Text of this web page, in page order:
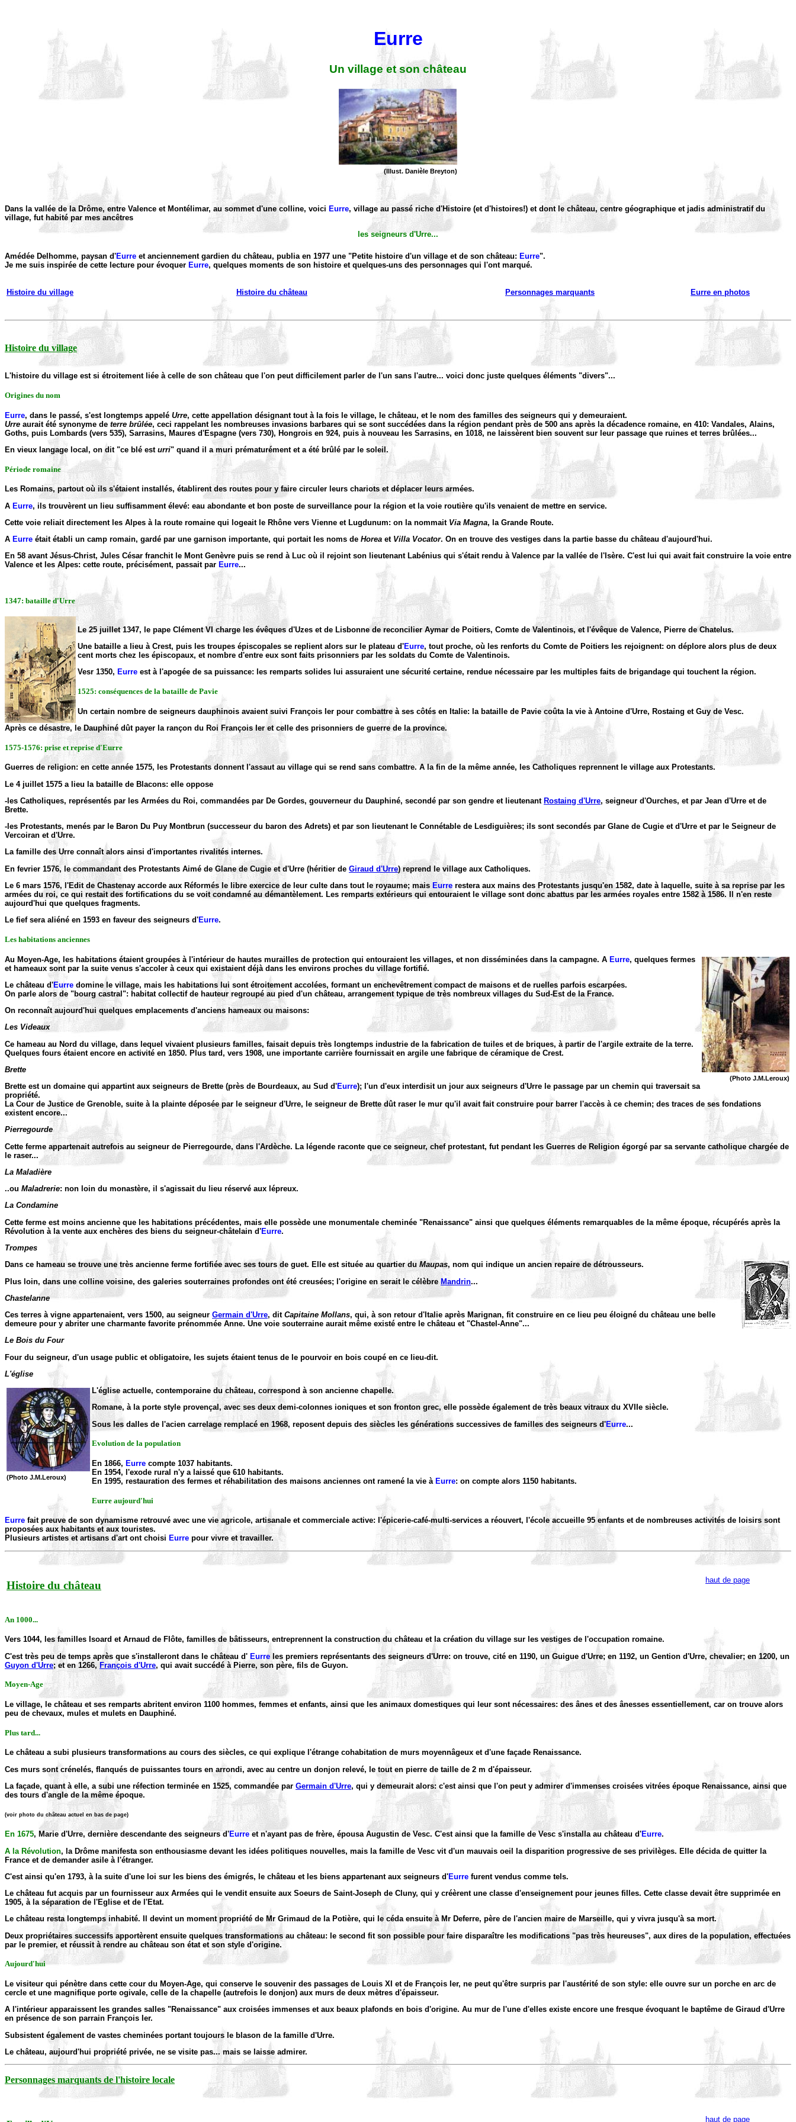
Eurre
Un village et son château
(Illust. Danièle Breyton)
Dans la vallée de la Drôme, entre Valence et Montélimar, au sommet d'une colline, voici Eurre, village au passé riche d'Histoire (et d'histoires!) et dont le château, centre géographique et jadis administratif du
village, fut habité par mes ancêtres
les seigneurs d'Urre...
Amédée Delhomme, paysan d'Eurre et anciennement gardien du château, publia en 1977 une "Petite histoire d'un village et de son château: Eurre".
Je me suis inspirée de cette lecture pour évoquer Eurre, quelques moments de son histoire et quelques-uns des personnages qui l'ont marqué.
Histoire du village Histoire du château Personnages marquants Eurre en photos
Histoire du village
L'histoire du village est si étroitement liée à celle de son château que l'on peut difficilement parler de l'un sans l'autre... voici donc juste quelques éléments "divers"...
Origines du nom
Eurre, dans le passé, s'est longtemps appelé Urre, cette appellation désignant tout à la fois le village, le château, et le nom des familles des seigneurs qui y demeuraient.
Urre aurait été synonyme de terre brûlée, ceci rappelant les nombreuses invasions barbares qui se sont succédées dans la région pendant près de 500 ans après la décadence romaine, en 410: Vandales, Alains,
Goths, puis Lombards (vers 535), Sarrasins, Maures d'Espagne (vers 730), Hongrois en 924, puis à nouveau les Sarrasins, en 1018, ne laissèrent bien souvent sur leur passage que ruines et terres brûlées...
En vieux langage local, on dit "ce blé est urri" quand il a muri prématurément et a été brûlé par le soleil.
Période romaine
Les Romains, partout où ils s'étaient installés, établirent des routes pour y faire circuler leurs chariots et déplacer leurs armées.
A Eurre, ils trouvèrent un lieu suffisamment élevé: eau abondante et bon poste de surveillance pour la région et la voie routière qu'ils venaient de mettre en service.
Cette voie reliait directement les Alpes à la route romaine qui logeait le Rhône vers Vienne et Lugdunum: on la nommait Via Magna, la Grande Route.
A Eurre était établi un camp romain, gardé par une garnison importante, qui portait les noms de Horea et Villa Vocator. On en trouve des vestiges dans la partie basse du château d'aujourd'hui.
En 58 avant Jésus-Christ, Jules César franchit le Mont Genèvre puis se rend à Luc où il rejoint son lieutenant Labénius qui s'était rendu à Valence par la vallée de l'Isère. C'est lui qui avait fait construire la voie entre
Valence et les Alpes: cette route, précisément, passait par Eurre...
1347: bataille d'Urre
Le 25 juillet 1347, le pape Clément VI charge les évêques d'Uzes et de Lisbonne de reconcilier Aymar de Poitiers, Comte de Valentinois, et l'évêque de Valence, Pierre de Chatelus.
Une bataille a lieu à Crest, puis les troupes épiscopales se replient alors sur le plateau d'Eurre, tout proche, où les renforts du Comte de Poitiers les rejoignent: on déplore alors plus de deux
cent morts chez les épiscopaux, et nombre d'entre eux sont faits prisonniers par les soldats du Comte de Valentinois.
Vesr 1350, Eurre est à l'apogée de sa puissance: les remparts solides lui assuraient une sécurité certaine, rendue nécessaire par les multiples faits de brigandage qui touchent la région.
1525: conséquences de la bataille de Pavie
Un certain nombre de seigneurs dauphinois avaient suivi François Ier pour combattre à ses côtés en Italie: la bataille de Pavie coûta la vie à Antoine d'Urre, Rostaing et Guy de Vesc.
Après ce désastre, le Dauphiné dût payer la rançon du Roi François Ier et celle des prisonniers de guerre de la province.
1575-1576: prise et reprise d'Eurre
Guerres de religion: en cette année 1575, les Protestants donnent l'assaut au village qui se rend sans combattre. A la fin de la même année, les Catholiques reprennent le village aux Protestants.
Le 4 juillet 1575 a lieu la bataille de Blacons: elle oppose
-les Catholiques, représentés par les Armées du Roi, commandées par De Gordes, gouverneur du Dauphiné, secondé par son gendre et lieutenant Rostaing d'Urre, seigneur d'Ourches, et par Jean d'Urre et de
Brette.
-les Protestants, menés par le Baron Du Puy Montbrun (successeur du baron des Adrets) et par son lieutenant le Connétable de Lesdiguières; ils sont secondés par Glane de Cugie et d'Urre et par le Seigneur de
Vercoiran et d'Urre.
La famille des Urre connaît alors ainsi d'importantes rivalités internes.
En fevrier 1576, le commandant des Protestants Aimé de Glane de Cugie et d'Urre (héritier de Giraud d'Urre) reprend le village aux Catholiques.
Le 6 mars 1576, l'Edit de Chastenay accorde aux Réformés le libre exercice de leur culte dans tout le royaume; mais Eurre restera aux mains des Protestants jusqu'en 1582, date à laquelle, suite à sa reprise par les
armées du roi, ce qui restait des fortifications du se voit condamné au démantèlement. Les remparts extérieurs qui entouraient le village sont donc abattus par les armées royales entre 1582 à 1586. Il n'en reste
aujourd'hui que quelques fragments.
Le fief sera aliéné en 1593 en faveur des seigneurs d'Eurre.
Les habitations anciennes
(Photo J.M.Leroux)
Au Moyen-Age, les habitations étaient groupées à l'intérieur de hautes murailles de protection qui entouraient les villages, et non disséminées dans la campagne. A Eurre, quelques fermes
et hameaux sont par la suite venus s'accoler à ceux qui existaient déjà dans les environs proches du village fortifié.
Le château d'Eurre domine le village, mais les habitations lui sont étroitement accolées, formant un enchevêtrement compact de maisons et de ruelles parfois escarpées.
On parle alors de "bourg castral": habitat collectif de hauteur regroupé au pied d'un château, arrangement typique de très nombreux villages du Sud-Est de la France.
On reconnaît aujourd'hui quelques emplacements d'anciens hameaux ou maisons:
Les Videaux
Ce hameau au Nord du village, dans lequel vivaient plusieurs familles, faisait depuis très longtemps industrie de la fabrication de tuiles et de briques, à partir de l'argile extraite de la terre.
Quelques fours étaient encore en activité en 1850. Plus tard, vers 1908, une importante carrière fournissait en argile une fabrique de céramique de Crest.
Brette
Brette est un domaine qui appartint aux seigneurs de Brette (près de Bourdeaux, au Sud d'Eurre); l'un d'eux interdisit un jour aux seigneurs d'Urre le passage par un chemin qui traversait sa
propriété.
La Cour de Justice de Grenoble, suite à la plainte déposée par le seigneur d'Urre, le seigneur de Brette dût raser le mur qu'il avait fait construire pour barrer l'accès à ce chemin; des traces de ses fondations
existent encore...
Pierregourde
Cette ferme appartenait autrefois au seigneur de Pierregourde, dans l'Ardèche. La légende raconte que ce seigneur, chef protestant, fut pendant les Guerres de Religion égorgé par sa servante catholique chargée de
le raser...
La Maladière
..ou Maladrerie: non loin du monastère, il s'agissait du lieu réservé aux lépreux.
La Condamine
Cette ferme est moins ancienne que les habitations précédentes, mais elle possède une monumentale cheminée "Renaissance" ainsi que quelques éléments remarquables de la même époque, récupérés après la
Révolution à la vente aux enchères des biens du seigneur-châtelain d'Eurre.
Trompes
Dans ce hameau se trouve une très ancienne ferme fortifiée avec ses tours de guet. Elle est située au quartier duMaupas, nom qui indique un ancien repaire de détrousseurs.
Plus loin, dans une colline voisine, des galeries souterraines profondes ont été creusées; l'origine en serait le célèbreMandrin...
Chastelanne
Ces terres à vigne appartenaient, vers 1500, au seigneur Germain d'Urre, dit Capitaine Mollans, qui, à son retour d'Italie après Marignan, fit construire en ce lieu peu éloigné du château une belle
demeure pour y abriter une charmante favorite prénommée Anne. Une voie souterraine aurait même existé entre le château et "Chastel-Anne"...
Le Bois du Four
Four du seigneur, d'un usage public et obligatoire, les sujets étaient tenus de le pourvoir en bois coupé en ce lieu-dit.
L'église
(Photo J.M.Leroux)
L'église actuelle, contemporaine du château, correspond à son ancienne chapelle.
Romane, à la porte style provençal, avec ses deux demi-colonnes ioniques et son fronton grec, elle possède également de très beaux vitraux du XVIIe siècle.
Sous les dalles de l'acien carrelage remplacé en 1968, reposent depuis des siècles les générations successives de familles des seigneurs d'Eurre...
Evolution de la population
En 1866, Eurre compte 1037 habitants.
En 1954, l'exode rural n'y a laissé que 610 habitants.
En 1995, restauration des fermes et réhabilitation des maisons anciennes ont ramené la vie à Eurre: on compte alors 1150 habitants.
Eurre aujourd'hui
Eurre fait preuve de son dynamisme retrouvé avec une vie agricole, artisanale et commerciale active: l'épicerie-café-multi-services a réouvert, l'école accueille 95 enfants et de nombreuses activités de loisirs sont
proposées aux habitants et aux touristes.
Plusieurs artistes et artisans d'art ont choisi Eurre pour vivre et travailler.
Histoire du château haut de page
An 1000...
Vers 1044, les familles Isoard et Arnaud de Flôte, familles de bâtisseurs, entreprennent la construction du château et la création du village sur les vestiges de l'occupation romaine.
C'est très peu de temps après que s'installeront dans le château d' Eurre les premiers représentants des seigneurs d'Urre: on trouve, cité en 1190, un Guigue d'Urre; en 1192, un Gention d'Urre, chevalier; en 1200, un
Guyon d'Urre; et en 1266, François d'Urre, qui avait succédé à Pierre, son père, fils de Guyon.
Moyen-Age
Le village, le château et ses remparts abritent environ 1100 hommes, femmes et enfants, ainsi que les animaux domestiques qui leur sont nécessaires: des ânes et des ânesses essentiellement, car on trouve alors
peu de chevaux, mules et mulets en Dauphiné.
Plus tard...
Le château a subi plusieurs transformations au cours des siècles, ce qui explique l'étrange cohabitation de murs moyennâgeux et d'une façade Renaissance.
Ces murs sont crénelés, flanqués de puissantes tours en arrondi, avec au centre un donjon relevé, le tout en pierre de taille de 2 m d'épaisseur.
La façade, quant à elle, a subi une réfection terminée en 1525, commandée par Germain d'Urre, qui y demeurait alors: c'est ainsi que l'on peut y admirer d'immenses croisées vitrées époque Renaissance, ainsi que
des tours d'angle de la même époque.
(voir photo du château actuel en bas de page)
En 1675, Marie d'Urre, dernière descendante des seigneurs d'Eurre et n'ayant pas de frère, épousa Augustin de Vesc. C'est ainsi que la famille de Vesc s'installa au château d'Eurre.
A la Révolution, la Drôme manifesta son enthousiasme devant les idées politiques nouvelles, mais la famille de Vesc vit d'un mauvais oeil la disparition progressive de ses privilèges. Elle décida de quitter la
France et de demander asile à l'étranger.
C'est ainsi qu'en 1793, à la suite d'une loi sur les biens des émigrés, le château et les biens appartenant aux seigneurs d'Eurre furent vendus comme tels.
Le château fut acquis par un fournisseur aux Armées qui le vendit ensuite aux Soeurs de Saint-Joseph de Cluny, qui y créèrent une classe d'enseignement pour jeunes filles. Cette classe devait être supprimée en
1905, à la séparation de l'Eglise et de l'Etat.
Le château resta longtemps inhabité. Il devint un moment propriété de Mr Grimaud de la Potière, qui le céda ensuite à Mr Deferre, père de l'ancien maire de Marseille, qui y vivra jusqu'à sa mort.
Deux propriétaires successifs apportèrent ensuite quelques transformations au château: le second fit son possible pour faire disparaître les modifications "pas très heureuses", aux dires de la population, effectuées
par le premier, et réussit à rendre au château son état et son style d'origine.
Aujourd'hui
Le visiteur qui pénètre dans cette cour du Moyen-Age, qui conserve le souvenir des passages de Louis XI et de François Ier, ne peut qu'être surpris par l'austérité de son style: elle ouvre sur un porche en arc de
cercle et une magnifique porte ogivale, celle de la chapelle (autrefois le donjon) aux murs de deux mètres d'épaisseur.
A l'intérieur apparaissent les grandes salles "Renaissance" aux croisées immenses et aux beaux plafonds en bois d'origine. Au mur de l'une d'elles existe encore une fresque évoquant le baptême de Giraud d'Urre
en présence de son parrain François Ier.
Subsistent également de vastes cheminées portant toujours le blason de la famille d'Urre.
Le château, aujourd'hui propriété privée, ne se visite pas... mais se laisse admirer.
Personnages marquants de l'histoire locale
haut de page